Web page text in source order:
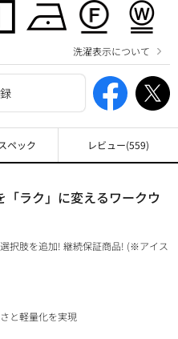
洗濯表示について
ラク」に変えるワークウ
択肢を追加! 継続保証商品! (※アイス
と軽量化を実現
ペック レビュー(559)